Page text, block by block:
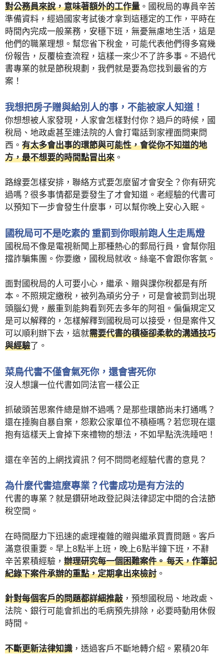
對公務員來說，意味著額外的工作量 。國稅局的專員辛苦
準備資料，經過國家考試後才拿到這穩定的工作，平時在
時間內完成一般業務，安穩下班，無憂無慮地生活，這是
他們的職業理想。幫您省下稅金，可能代表他們得多寫幾
份報告，反覆檢查流程，這樣一來少不了許多事。不過代
書專業的就是節稅規劃，我們就是要為您找到最省的方
案！
我想把房子贈與給別人的事，不能被家人知道！
你想想被人家發現，人家會怎樣對付你？過戶的時候，國
稅局、地政處甚至連法院的人會打電話到家裡面問東問
西。 有太多會出事的環節與可能性，會從你不知道的地
方，最不想要的時間點冒出來 。
路線要怎樣安排，聯絡方式要怎麼留才會安全？你有研究
過嗎？很多事情都是要發生了才會知道。老經驗的代書可
以預知下一步會發生什麼事，可以幫你晚上安心入眠。
國稅局可不是吃素的 重罰到你眼前跑人生走馬燈
國稅局不像是電視新聞上那種熱心的郵局行員，會幫你阻
擋詐騙集團。你要繳，國稅局就收。絲毫不會跟你客氣。
面對國稅局的人可要小心，繼承、贈與課你稅都是有所
本。不照規定繳稅，被列為頑劣分子，可是會被罰到出現
頭腦幻覺，嚴重到能夠看到死去多年的阿祖。偏偏規定又
是可以解釋的，怎樣解釋到國稅局可以接受，但是案件又
可以順利辦下去，這就需要代書的積極卻柔軟的溝通技巧
與經驗了。
菜鳥代書不僅會氣死你，還會害死你
沒人想讓一位代書如同法官一樣公正
抓破頭苦思案件總是辦不過嗎？是那些環節尚未打通嗎？
還在捶胸自暴自棄，怨歎公家單位不積極嗎？若您現在還
抱有這樣天上會掉下來禮物的想法，不如早點洗洗睡吧！
還在辛苦的上網找資訊？何不問問老經驗代書的意見？
為什麼代書這麼專業？代書成功是有方法的
代書的專業？就是鑽研地政登記與法律認定中間的合法節
稅空間。
在時間壓力下迅速的處理複雜的贈與繼承買賣問題。客戶
滿意很重要。早上8點半上班，晚上6點半鐘下班，不辭
辛苦累積經驗， 辦理研究每一個困難案件。 每天，作筆記
紀錄下案件承辦的重點，定期拿出來檢討 。
針對每個客戶的問題都詳細推敲 ，預想國稅局、地政處、
法院、銀行可能會抓出的毛病預先排除，必要時動用休假
時間。
不斷更新法律知識 ，透過客戶不斷地轉介紹。累積20年